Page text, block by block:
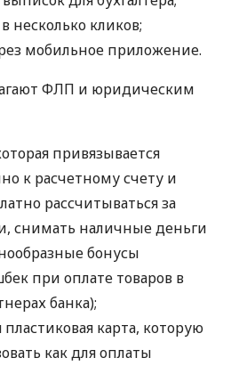
несколько кликов;
мобильное приложение.
ФЛП и юридическим
привязывается
к расчетному счету и
рассчитываться за
снимать наличные деньги
бонусы
при оплате товаров в
банка);
карта, которую
как для оплаты